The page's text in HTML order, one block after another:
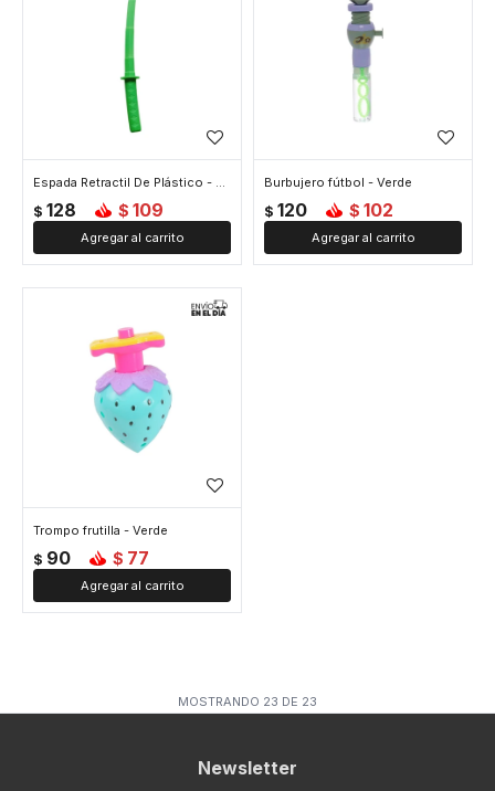
Espada Retractil De Plástico - Verde
$ 128 $ 109
Burbujero fútbol - Verde
$ 120 $ 102
Trompo frutilla - Verde
$ 90 $ 77
MOSTRANDO 23 DE 23
Newsletter